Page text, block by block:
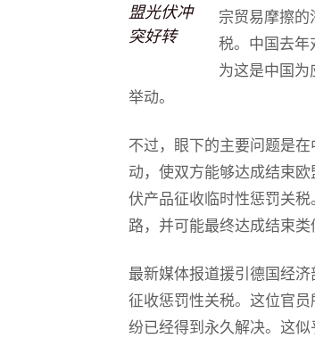
盟光伏冲
突好转
宗贸易摩擦
税。中国去年
为这是中国
举动。
不过，眼下的主要问题是
动，使双方能够达成结束
伏产品征收临时性惩罚关
路，并可能最终达成结束类
最新媒体报道援引德国经
征收惩罚性关税。这位官
纷已经得到永久解决。这